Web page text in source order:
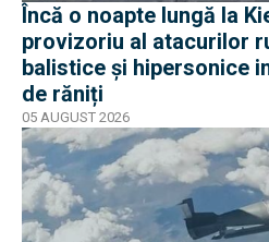
Încă o noapte lungă la
provizoriu al atacurilor
balistice și hipersonice
de răniți
05 AUGUST 2026